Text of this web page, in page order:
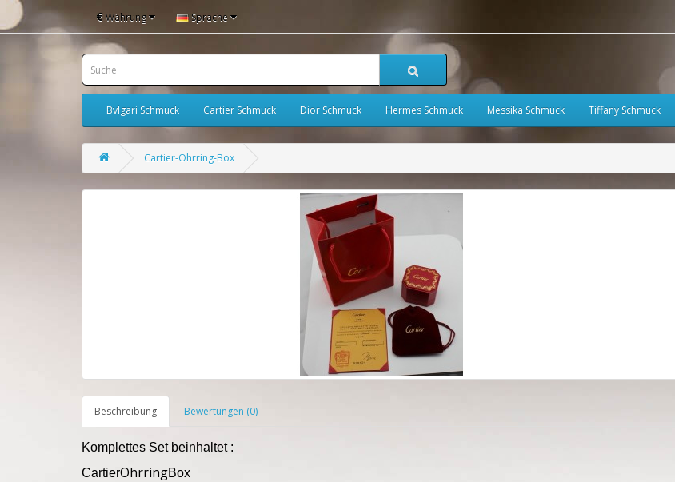
€Währung Sprache
Bvlgari Schmuck Cartier Schmuck Dior Schmuck Hermes Schmuck Messika Schmuck Tiffany Schmuck
Cartier-Ohrring-Box
Beschreibung Bewertungen (0)
Komplettes Set beinhaltet :
CartierOhrringBox